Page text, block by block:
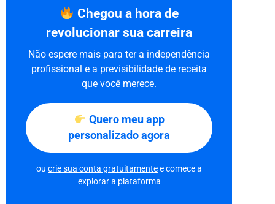
Chegou a hora de
revolucionar sua carreira
Não espere mais para ter a independência
profissional e a previsibilidade de receita
que você merece.
Quero meu app
personalizado agora
ou crie sua conta gratuitamentee comece a
explorar a plataforma